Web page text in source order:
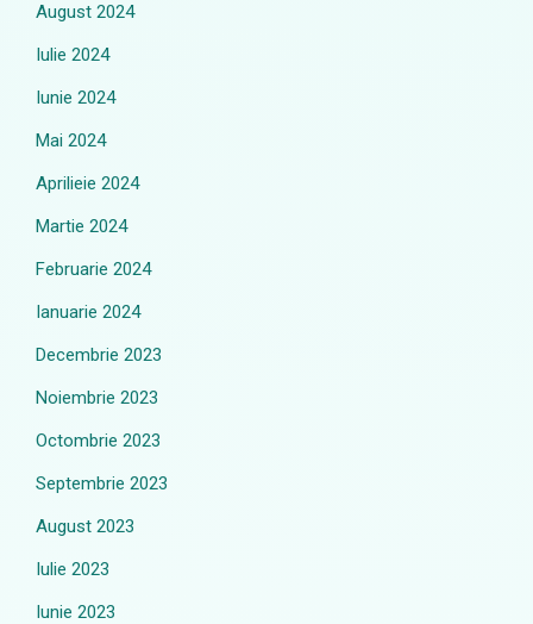
August 2024
Iulie 2024
Iunie 2024
Mai 2024
Aprilieie 2024
Martie 2024
Februarie 2024
Ianuarie 2024
Decembrie 2023
Noiembrie 2023
Octombrie 2023
Septembrie 2023
August 2023
Iulie 2023
Iunie 2023